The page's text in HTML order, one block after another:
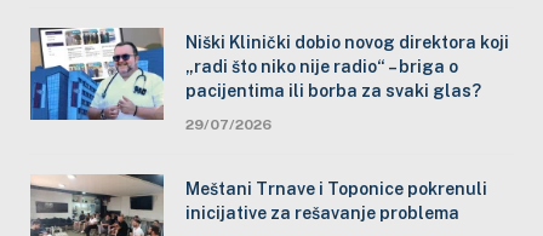
Niški Klinički dobio novog direktora koji
„radi što niko nije radio“ – briga o
pacijentima ili borba za svaki glas?
29/07/2026
Meštani Trnave i Toponice pokrenuli
inicijative za rešavanje problema